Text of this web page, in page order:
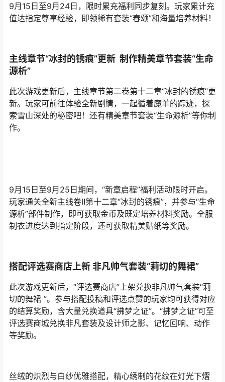
9月15日至9月24日，限时累充福利同步复刻。玩家累计充
值达指定尊享经验，即领稀有套装“春颂”和海量培养材料！
主线章节“冰封的锈痕”更新 制作精美章节套装“生命
源析”
此次游戏更新后，主线章节第二卷第十二章“冰封的锈痕”更
新。玩家可前往体验全新剧情，一起循着魔羊的踪迹，探
索雪山深处的秘密吧！还有精美章节套装“生命源析”等你制
作。
9月15日至9月25日期间，“新章启程”福利活动限时开启。
玩家通关全新主线卷Ⅱ第十二章“冰封的锈痕”，并参与“生命
源析”部件制作，即可获取金币及既定培养材料奖励。全服
制衣进度达到指定阶段，还可获取精美贴纸等奖励。
搭配评选赛商店上新 非凡帅气套装“莉切的舞裙”
此次游戏更新后，“评选赛商店”上架兑换非凡帅气套装“莉
切的舞裙 ”。参与搭配投稿和评选点赞的玩家均可获得对应
的结算奖励，含大量兑换道具“拂梦之证”。“拂梦之证”可至
评选赛商城兑换非凡套装及设计师之影、记忆回响、动作
等奖励。
丝绒的炽烈与白纱优雅搭配，精心绣制的花纹在灯光下熠